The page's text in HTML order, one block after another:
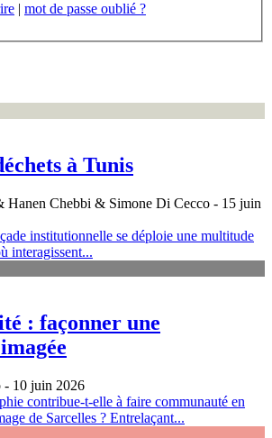
| mot de passe oublié ?
à Tunis
Chebbi & Simone Di Cecco - 15 juin
institutionnelle se déploie une multitude
interagissent...
: façonner une
- 10 juin 2026
contribue-t-elle à faire communauté en
de Sarcelles ? Entrelaçant...